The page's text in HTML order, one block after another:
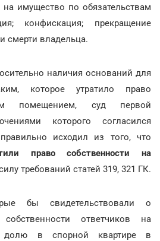
имущество по обязательствам
конфискация; прекращение
смерти владельца.
наличия оснований для
которое утратило право
помещением, суд первой
которого согласился
исходил из того, что
право собственности на
требований статей 319, 321 ГК.
бы свидетельствовали о
ответчиков на
долю в спорной квартире в